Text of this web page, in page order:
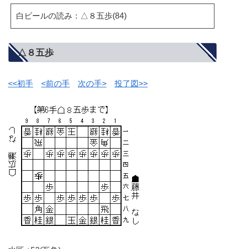
白ビールの読み：△８五歩(84)
△８五歩
<<初手 <前の手 次の手> 投了図>>